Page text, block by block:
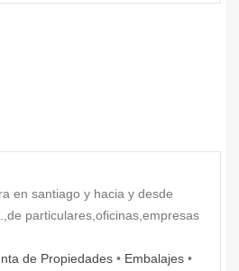
en santiago y hacia y desde
particulares,oficinas,empresas
de Propiedades • Embalajes •